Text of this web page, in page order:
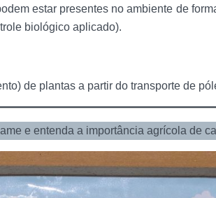
estar presentes no ambiente de
biológico aplicado).
de plantas a partir do transporte de
e entenda a importância agrícola de